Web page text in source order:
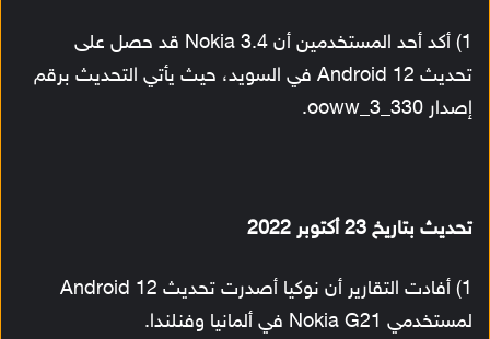
1) أكد أحد المستخدمين أن Nokia 3.4 قد حصل على
تحديث Android 12 في السويد، حيث يأتي التحديث برقم
إصدار ooww_3_330.
تحديث بتاريخ 23 أكتوبر 2022
1) أفادت التقارير أن نوكيا أصدرت تحديث Android 12
لمستخدمي Nokia G21 في ألمانيا وفنلندا.